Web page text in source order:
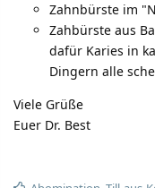
Zahnbürste im
Zahbürste aus
dafür Karies in
Dingern alle
Viele Grüße
Euer Dr. Best